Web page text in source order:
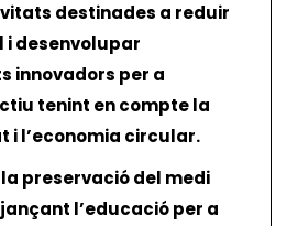
destinades a reduir
i desenvolupar
innovadors per a
tenint en compte la
i l’economia circular.
preservació del medi
l’educació per a